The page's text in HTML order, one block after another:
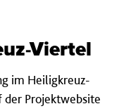
Viertel
im Heiligkreuz-
der Projektwebsite